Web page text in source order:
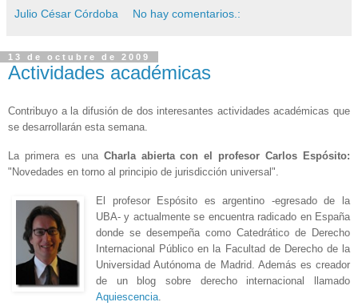
Julio César Córdoba No hay comentarios.:
13 de octubre de 2009
Actividades académicas
Contribuyo a la difusión de dos interesantes actividades académicas que
se desarrollarán esta semana.
La primera es una Charla abierta con el profesor Carlos Espósito:
"Novedades en torno al principio de jurisdicción universal".
El profesor Espósito es argentino -egresado de la
UBA- y actualmente se encuentra radicado en España
donde se desempeña como Catedrático de Derecho
Internacional Público en la Facultad de Derecho de la
Universidad Autónoma de Madrid. Además es creador
de un blog sobre derecho internacional llamado
Aquiescencia.